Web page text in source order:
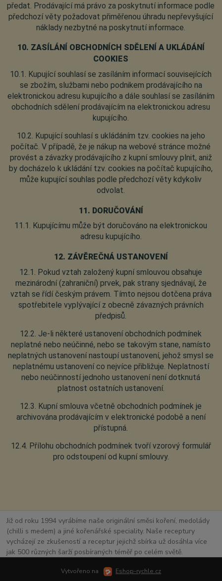
předat. Prodávající má právo za poskytnutí informace podle
předchozí věty požadovat přiměřenou úhradu nepřevyšující
náklady nezbytné na poskytnutí informace.
10. ZASÍLÁNÍ OBCHODNÍCH SDĚLENÍ A UKLÁDÁNÍ
COOKIES
10.1. Kupující souhlasí se zasíláním informací souvisejících
se zbožím, službami nebo podnikem prodávajícího na
elektronickou adresu kupujícího a dále souhlasí se zasíláním
obchodních sdělení prodávajícím na elektronickou adresu
kupujícího.
10.2. Kupující souhlasí s ukládáním tzv. cookies na jeho
počítač. V případě, že je nákup na webové stránce možné
provést a závazky prodávajícího z kupní smlouvy plnit, aniž
by docházelo k ukládání tzv. cookies na počítač kupujícího,
může kupující souhlas podle předchozí věty kdykoliv
odvolat.
11. DORUČOVÁNÍ
11.1. Kupujícímu může být doručováno na elektronickou
adresu kupujícího.
12. ZÁVĚREČNÁ USTANOVENÍ
12.1. Pokud vztah založený kupní smlouvou obsahuje
mezinárodní (zahraniční) prvek, pak strany sjednávají, že
vztah se řídí českým právem. Tímto nejsou dotčena práva
spotřebitele vyplývající z obecně závazných právních
předpisů.
12.2. Je-li některé ustanovení obchodních podmínek
neplatné nebo neúčinné, nebo se takovým stane, namísto
neplatných ustanovení nastoupí ustanovení, jehož smysl se
neplatnému ustanovení co nejvíce přibližuje. Neplatností
nebo neúčinností jednoho ustanovení není dotknutá
platnost ostatních ustanovení.
12.3. Kupní smlouva včetně obchodních podmínek je
archivována prodávajícím v elektronické podobě a není
přístupná.
12.4. Přílohu obchodních podmínek tvoří vzorový formulář
pro odstoupení od kupní smlouvy.
Již od roku 1994 vyrábíme naše originální směsi koření, medolády
(chilli s medem) a jiné kořenářské speciality. Naše receptury
vycházejí ze zkušeností a receptur jejichž sbírka už dosáhla více
jak 500 různých šarží posbíraných téměř po celém světě.
Vytvořeno na Eshop-rychle.cz